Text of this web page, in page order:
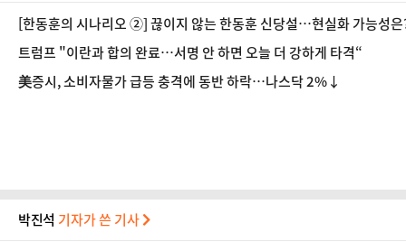
[한동훈의 시나리오 ②] 끊이지 않는 한동훈 신당설…현실화 가능성은
트럼프 "이란과 합의 완료…서명 안 하면 오늘 더 강하게 타격“
美증시, 소비자물가 급등 충격에 동반 하락…나스닥 2%↓
박진석 기자가 쓴 기사